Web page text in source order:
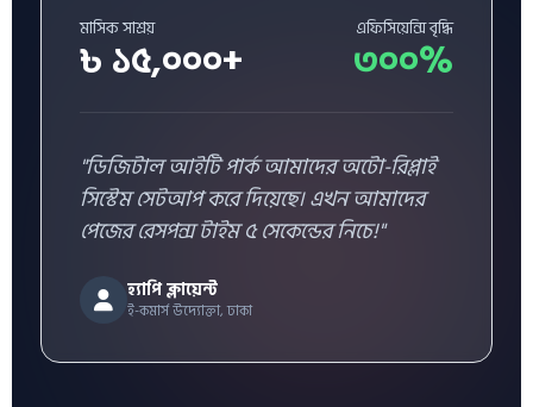
মাসিক সাশ্রয়
৳ ১৫,০০০+
এফিসিয়েন্সি বৃদ্ধি
৩০০%
"ডিজিটাল আইটি পার্ক আমাদের অটো-রিপ্লাই
সিস্টেম সেটআপ করে দিয়েছে। এখন আমাদের
পেজের রেসপন্স টাইম ৫ সেকেন্ডের নিচে!"
হ্যাপি ক্লায়েন্ট
ই-কমার্স উদ্যোক্তা, ঢাকা